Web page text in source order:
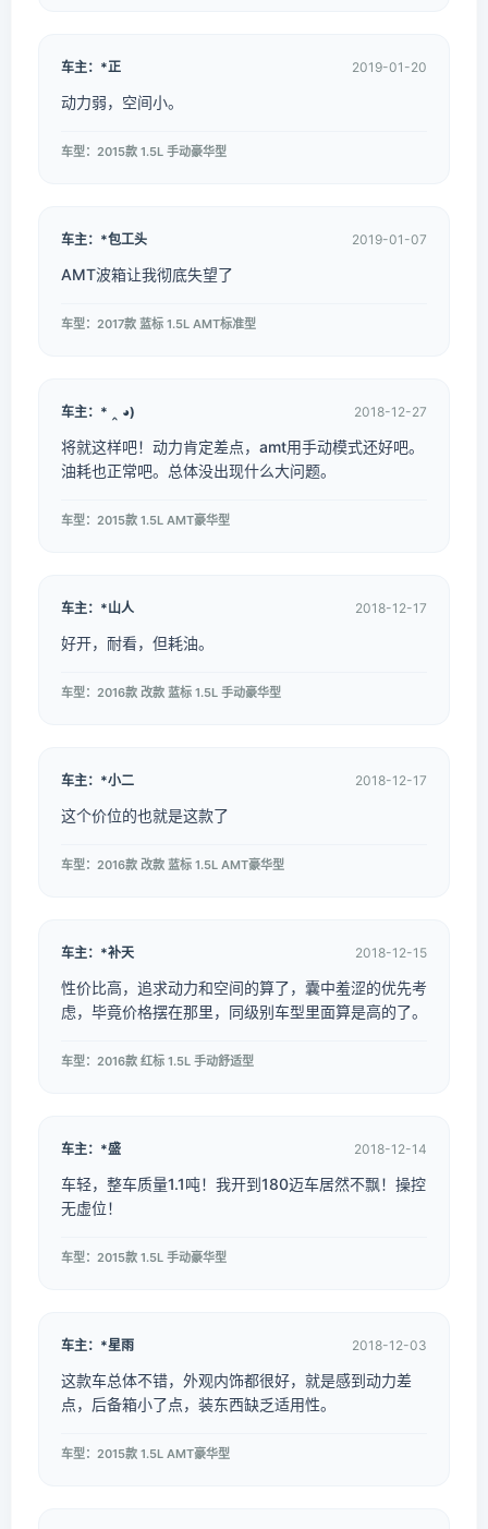
车主：*正 2019-01-20
动力弱，空间小。
车型：2015款 1.5L 手动豪华型
车主：*包工头 2019-01-07
AMT波箱让我彻底失望了
车型：2017款 蓝标 1.5L AMT标准型
车主：* ‸ ◕) 2018-12-27
将就这样吧！动力肯定差点，amt用手动模式还好吧。
油耗也正常吧。总体没出现什么大问题。
车型：2015款 1.5L AMT豪华型
车主：*山人 2018-12-17
好开，耐看，但耗油。
车型：2016款 改款 蓝标 1.5L 手动豪华型
车主：*小二 2018-12-17
这个价位的也就是这款了
车型：2016款 改款 蓝标 1.5L AMT豪华型
车主：*补天 2018-12-15
性价比高，追求动力和空间的算了，囊中羞涩的优先考
虑，毕竟价格摆在那里，同级别车型里面算是高的了。
车型：2016款 红标 1.5L 手动舒适型
车主：*盛 2018-12-14
车轻，整车质量1.1吨！我开到180迈车居然不飘！操控
无虚位！
车型：2015款 1.5L 手动豪华型
车主：*星雨 2018-12-03
这款车总体不错，外观内饰都很好，就是感到动力差
点，后备箱小了点，装东西缺乏适用性。
车型：2015款 1.5L AMT豪华型